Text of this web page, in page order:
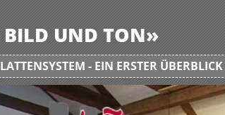
BILD UND TON»
- EIN ERSTER ÜBERBLICK